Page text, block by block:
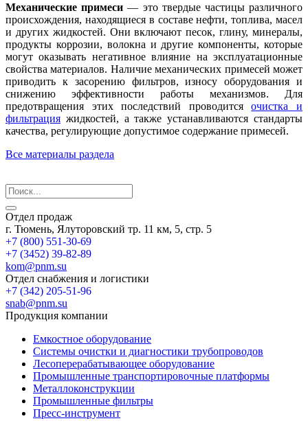
Механические примеси — это твердые частицы различного
происхождения, находящиеся в составе нефти, топлива, масел
и других жидкостей. Они включают песок, глину, минералы,
продукты коррозии, волокна и другие компоненты, которые
могут оказывать негативное влияние на эксплуатационные
свойства материалов. Наличие механических примесей может
приводить к засорению фильтров, износу оборудования и
снижению эффективности работы механизмов. Для
предотвращения этих последствий проводитсяочистка и
фильтрация жидкостей, а также устанавливаются стандарты
качества, регулирующие допустимое содержание примесей.
Все материалы раздела
Отдел продаж
г. Тюмень, Ялуторовский тр. 11 км, 5, стр. 5
+7 (800) 551-30-69
+7 (3452) 39-82-89
kom@pnm.su
Отдел снабжения и логистики
+7 (342) 205-51-96
snab@pnm.su
Продукция компании
Емкостное оборудование
Системы очистки и диагностики трубопроводов
Лесоперерабатывающее оборудование
Промышленные транспортировочные платформы
Металлоконструкции
Промышленные фильтры
Пресс-инструмент